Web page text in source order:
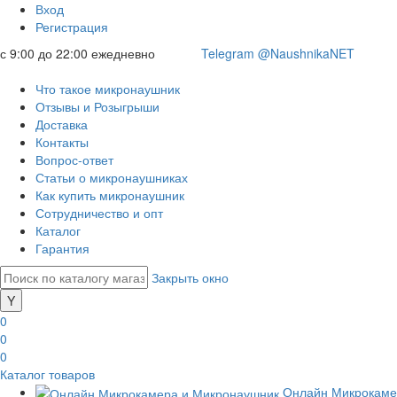
Вход
Регистрация
с 9:00 до 22:00 ежедневно
Telegram @NaushnikaNET
Что такое микронаушник
Отзывы и Розыгрыши
Доставка
Контакты
Вопрос-ответ
Статьи о микронаушниках
Как купить микронаушник
Сотрудничество и опт
Каталог
Гарантия
Закрыть окно
0
0
0
Каталог товаров
Онлайн